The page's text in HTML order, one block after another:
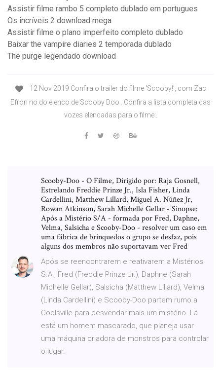
Assistir filme rambo 5 completo dublado em portugues
Os incríveis 2 download mega
Assistir filme o plano imperfeito completo dublado
Baixar the vampire diaries 2 temporada dublado
The purge legendado download
12 Nov 2019 Confira o trailer do filme 'Scooby!', com Zac
Efron no do elenco de Scooby Doo . Confira a lista completa das
vozes elencadas para o filme:.
Scooby-Doo - O Filme, Dirigido por: Raja Gosnell,
Estrelando Freddie Prinze Jr., Isla Fisher, Linda
Cardellini, Matthew Lillard, Miguel A. Núñez Jr,
Rowan Atkinson, Sarah Michelle Gellar - Sinopse:
Após a Mistério S/A - formada por Fred, Daphne,
Velma, Salsicha e Scooby-Doo - resolver um caso em
uma fábrica de brinquedos o grupo se desfaz, pois
alguns dos membros não suportavam ver Fred
Após se reencontrarem e reativarem a Mistérios
S.A., Fred (Freddie Prinze Jr.), Daphne (Sarah
Michelle Gellar), Salsicha (Matthew Lillard), Velma
(Linda Cardellini) e Scooby-Doo partem rumo a
Coolsville para desvendar mais um mistério. Lá
está um homem mascarado, que planeja usar
uma máquina criadora de monstros para controlar
o lugar.